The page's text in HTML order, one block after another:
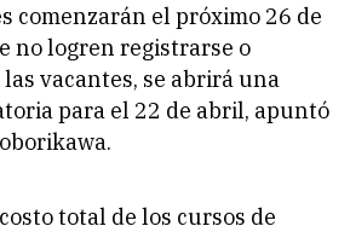
comenzarán el próximo 26 de
no logren registrarse o
vacantes, se abrirá una
para el 22 de abril, apuntó
total de los cursos de